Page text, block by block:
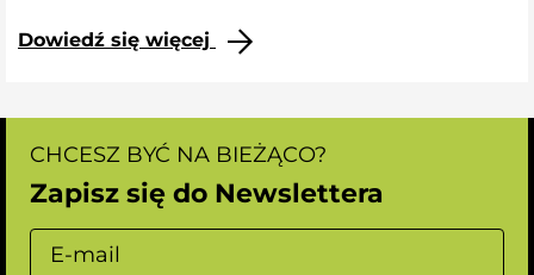
Dowiedź się więcej
CHCESZ BYĆ NA BIEŻĄCO?
Zapisz się do Newslettera